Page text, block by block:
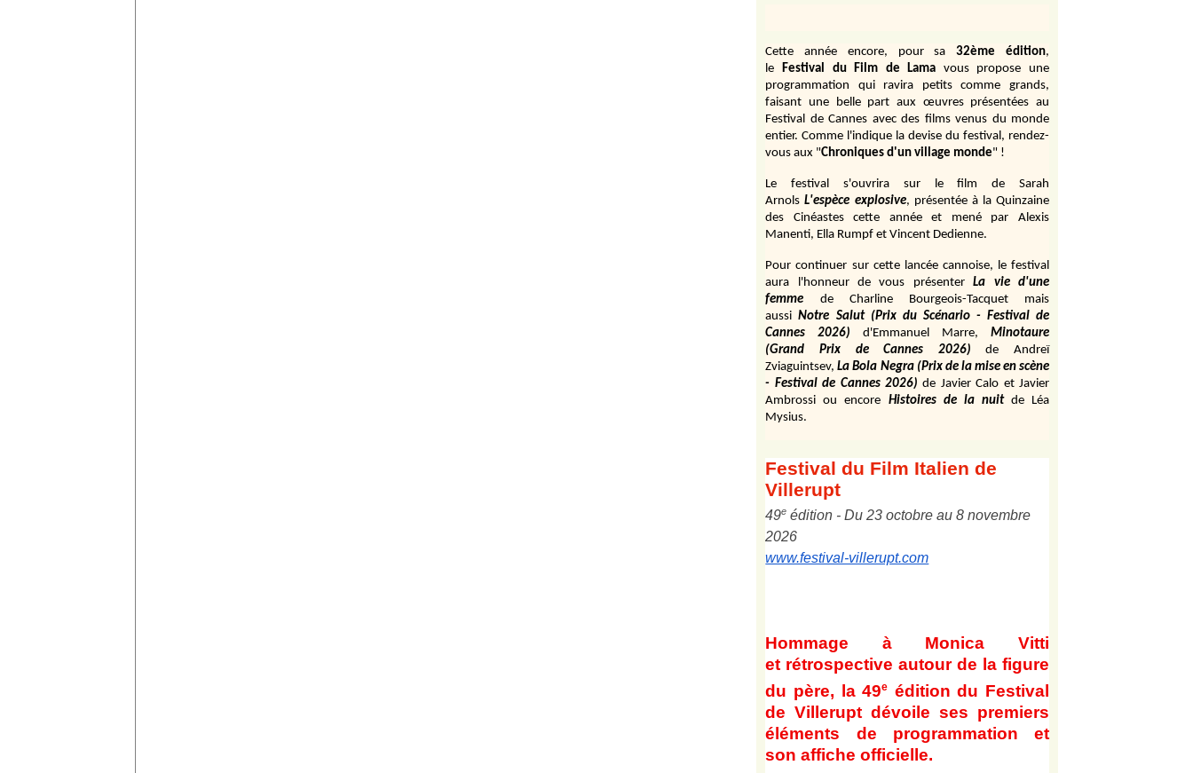
Cette année encore, pour sa 32ème édition,
le Festival du Film de Lama vous propose une
programmation qui ravira petits comme grands,
faisant une belle part aux œuvres présentées au
Festival de Cannes avec des films venus du monde
entier. Comme l'indique la devise du festival, rendez-
vous aux "Chroniques d'un village monde" !
Le festival s'ouvrira sur le film de Sarah
Arnols L'espèce explosive, présentée à la Quinzaine
des Cinéastes cette année et mené par Alexis
Manenti, Ella Rumpf et Vincent Dedienne.
Pour continuer sur cette lancée cannoise, le festival
aura l'honneur de vous présenter
La vie d'une
femme
de Charline Bourgeois-Tacquet
mais
aussi Notre Salut (Prix du Scénario - Festival de
Cannes 2026)
d'Emmanuel Marre,
Minotaure
(Grand Prix de Cannes 2026)
de Andreï
Zviaguintsev,La Bola Negra (Prix de la mise en scène
- Festival de Cannes 2026) de Javier Calo et Javier
Ambrossi ou encore Histoires de la nuit de Léa
Mysius.
Festival du Film Italien de
Villerupt
49e édition - Du 23 octobre au 8 novembre
2026
www.festival-villerupt.com
Hommage à Monica Vitti
et rétrospective autour de la figure
du père, la 49e édition du Festival
de Villerupt dévoile ses premiers
éléments de programmation et
son affiche officielle.